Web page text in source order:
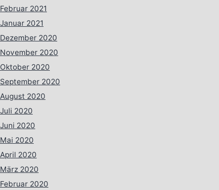
Februar 2021
Januar 2021
Dezember 2020
November 2020
Oktober 2020
September 2020
August 2020
Juli 2020
Juni 2020
Mai 2020
April 2020
März 2020
Februar 2020